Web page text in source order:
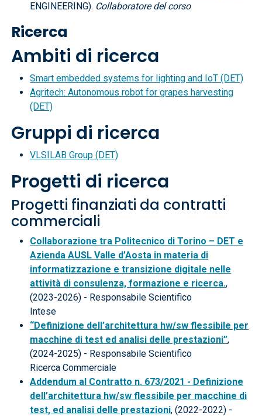
ENGINEERING). Collaboratore del corso
Ricerca
Ambiti di ricerca
Smart embedded systems for lighting and IoT (DET)
Agritech: Autonomous robot for grapes harvesting
(DET)
Gruppi di ricerca
VLSILAB Group (DET)
Progetti di ricerca
Progetti finanziati da contratti
commerciali
Collaborazione tra Politecnico di Torino – DET e
Azienda AUSL Valle d’Aosta in materia di
informatizzazione e transizione digitale nelle
attività di consulenza, formazione e ricerca.,
(2023-2026) - Responsabile Scientifico
Intese
“Definizione dell’architettura hw/sw flessibile per
macchine di test ed analisi delle prestazioni”,
(2024-2025) - Responsabile Scientifico
Ricerca Commerciale
Addendum al Contratto n. 673/2021 - Definizione
dell’architettura hw/sw flessibile per macchine di
test, ed analisi delle prestazioni, (2022-2022) -